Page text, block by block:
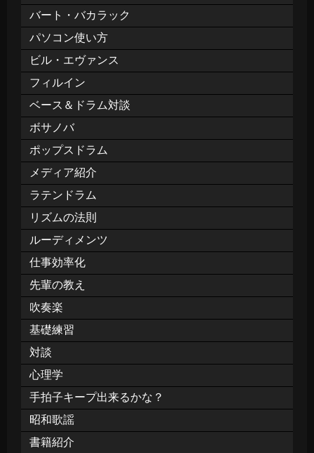
バート・バカラック
パソコン使い方
ビル・エヴァンス
フィルイン
ベース＆ドラム対談
ボサノバ
ポップスドラム
メディア紹介
ラテンドラム
リズムの法則
ルーディメンツ
仕事効率化
先輩の教え
吹奏楽
基礎練習
対談
心理学
手拍子キープ出来るかな？
昭和歌謡
書籍紹介